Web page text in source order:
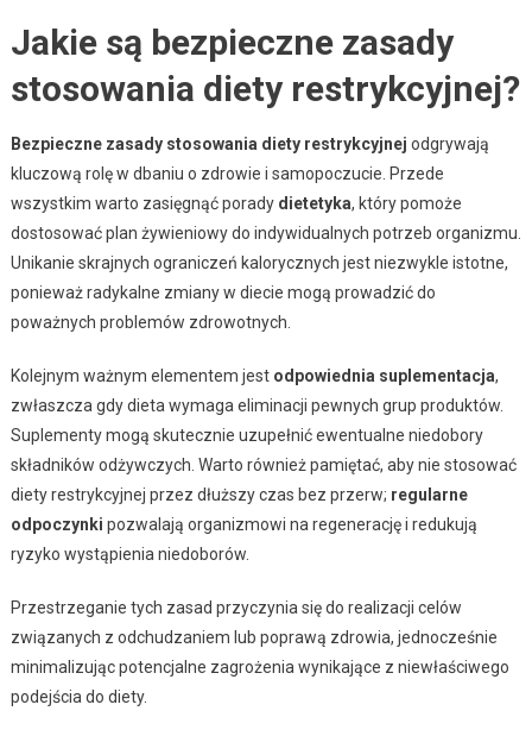
Jakie są bezpieczne zasady
stosowania diety restrykcyjnej?
Bezpieczne zasady stosowania diety restrykcyjnej odgrywają
kluczową rolę w dbaniu o zdrowie i samopoczucie. Przede
wszystkim warto zasięgnąć porady dietetyka, który pomoże
dostosować plan żywieniowy do indywidualnych potrzeb organizmu.
Unikanie skrajnych ograniczeń kalorycznych jest niezwykle istotne,
ponieważ radykalne zmiany w diecie mogą prowadzić do
poważnych problemów zdrowotnych.
Kolejnym ważnym elementem jest odpowiednia suplementacja,
zwłaszcza gdy dieta wymaga eliminacji pewnych grup produktów.
Suplementy mogą skutecznie uzupełnić ewentualne niedobory
składników odżywczych. Warto również pamiętać, aby nie stosować
diety restrykcyjnej przez dłuższy czas bez przerw; regularne
odpoczynki pozwalają organizmowi na regenerację i redukują
ryzyko wystąpienia niedoborów.
Przestrzeganie tych zasad przyczynia się do realizacji celów
związanych z odchudzaniem lub poprawą zdrowia, jednocześnie
minimalizując potencjalne zagrożenia wynikające z niewłaściwego
podejścia do diety.